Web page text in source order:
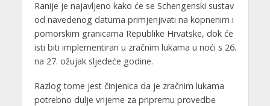
Ranije je najavljeno kako će se Schengenski sustav
od navedenog datuma primjenjivati na kopnenim i
pomorskim granicama Republike Hrvatske, dok će
isti biti implementiran u zračnim lukama u noći s 26.
na 27. ožujak sljedeće godine.
Razlog tome jest činjenica da je zračnim lukama
potrebno dulje vrijeme za pripremu provedbe